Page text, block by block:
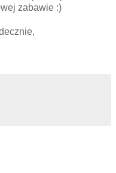
zabawie :)